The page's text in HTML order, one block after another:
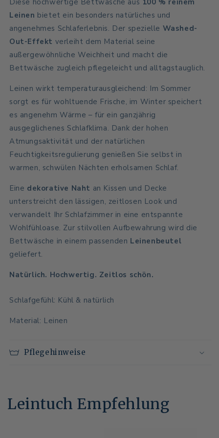
Diese hochwertige Bettwäsche aus 100 % reinem
Leinen bietet ein besonders natürliches und
angenehmes Schlaferlebnis. Der spezielle Washed-
Out-Effekt verleiht dem Material seine
außergewöhnliche Weichheit und macht die
Bettwäsche zugleich pflegeleicht und alltagstauglich.
Leinen wirkt temperaturausgleichend: Im Sommer
sorgt es für wohltuende Frische, im Winter speichert
es angenehm Wärme – für ein ganzjährig
ausgeglichenes Schlafklima. Dank der hohen
Atmungsaktivität und der natürlichen
Feuchtigkeitsregulierung genießen Sie selbst in
warmen, schwülen Nächten erholsamen Schlaf.
Eine dekorative Naht an Kissen und Decke
unterstreicht den lässigen, zeitlosen Look und
verwandelt Ihr Schlafzimmer in eine entspannte
Wohlfühloase. Zur stilvollen Aufbewahrung wird die
Bettwäsche in einem passenden Leinenbeutel
geliefert.
Natürlich. Hochwertig. Zeitlos schön.
Schlafgefühl: Kühl & natürlich
Material: Leinen
Pflegehinweise
Leintuch Empfehlung